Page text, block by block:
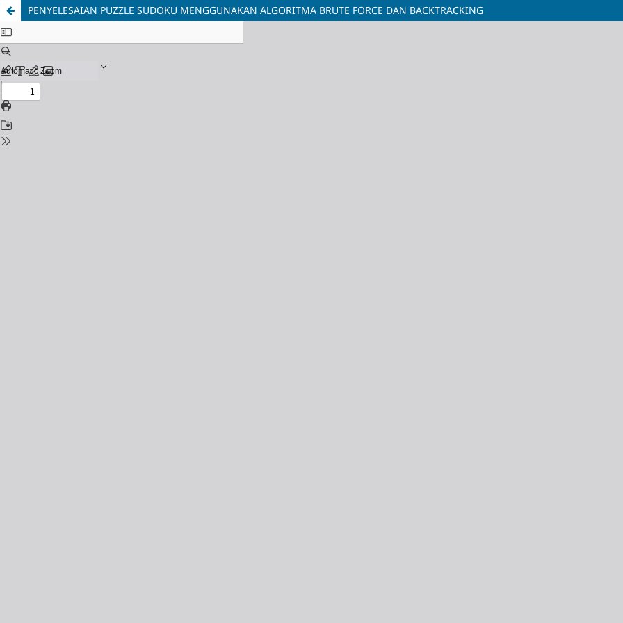
PENYELESAIAN PUZZLE SUDOKU MENGGUNAKAN ALGORITMA BRUTE FORCE DAN BACKTRACKING